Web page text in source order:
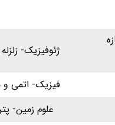
ژئوفیزیک-
فیزیک- اتمی و
علوم زمین-